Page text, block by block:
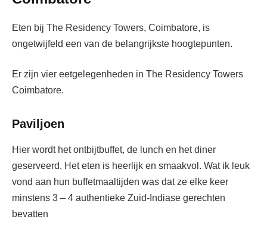
Eten bij The Residency Towers, Coimbatore, is
ongetwijfeld een van de belangrijkste hoogtepunten.
Er zijn vier eetgelegenheden in The Residency Towers
Coimbatore.
Paviljoen
Hier wordt het ontbijtbuffet, de lunch en het diner
geserveerd. Het eten is heerlijk en smaakvol. Wat ik leuk
vond aan hun buffetmaaltijden was dat ze elke keer
minstens 3 – 4 authentieke Zuid-Indiase gerechten
bevatten